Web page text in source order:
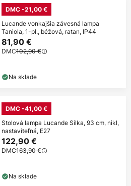
DMC -21,00 €
Lucande vonkajšia závesná lampa
Taniola, 1-pl., béžová, ratan, IP44
81,90 €
DMC102,90 €
Na sklade
DMC -41,00 €
Stolová lampa Lucande Silka, 93 cm, nikl,
nastaviteľná, E27
122,90 €
DMC163,90 €
Na sklade